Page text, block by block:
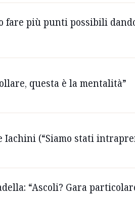
fare più punti possibili
questa è la mentalità”
Iachini (“Siamo stati
“Ascoli? Gara